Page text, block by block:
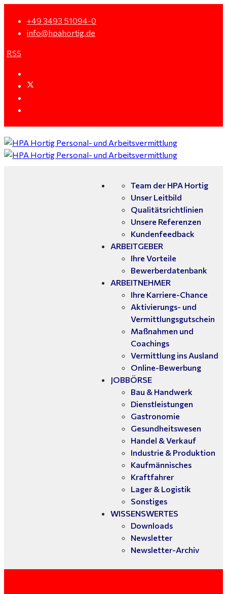
+49 3493 51094-0
info@hpahortig.de
RSS
Team der HPA Hortig
Unser Leitbild
Qualitätsrichtlinien
Unsere Referenzen
Kundenfeedback
ARBEITGEBER
Ihre Vorteile
Bewerberdatenbank
ARBEITNEHMER
Ihre Karriere-Chance
Aktivierungs- und
Vermittlungsgutschein
Maßnahmen und
Coachings
Vermittlung ins Ausland
Online-Bewerbung
JOBBÖRSE
Bau & Handwerk
Dienstleistungen
Gastronomie
Gesundheitswesen
Handel & Verkauf
Industrie & Produktion
Kaufmännisches
Kraftfahrer
Lager & Logistik
Sonstiges
WISSENSWERTES
Downloads
Newsletter
Newsletter-Archiv